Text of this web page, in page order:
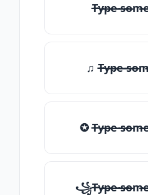
T̶̴y̶̴p̶̴e̶̴
♫ T̶̴y̶̴p̶̴e̶̴
✪ T̶̴y̶̴p̶̴e̶̴
꧁T̶̴y̶̴p̶̴e̶̴